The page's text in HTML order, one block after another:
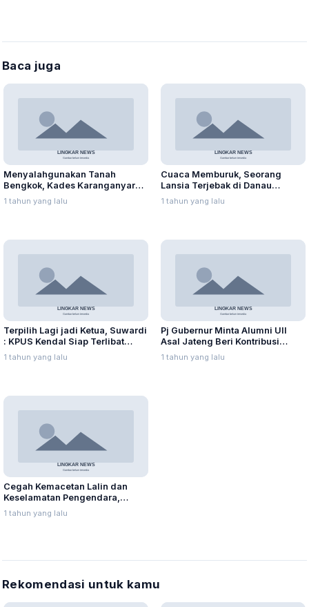
Baca juga
Menyalahgunakan Tanah
Bengkok, Kades Karanganyar
Ditangkap Kejari
1 tahun yang lalu
Cuaca Memburuk, Seorang
Lansia Terjebak di Danau
Rawapening Saat Mencari
Enceng Gondok
1 tahun yang lalu
Terpilih Lagi jadi Ketua, Suwardi
: KPUS Kendal Siap Terlibat
Suplai Telur untuk MBG
1 tahun yang lalu
Pj Gubernur Minta Alumni UII
Asal Jateng Beri Kontribusi
dalam Pembangunan Daerah
1 tahun yang lalu
Cegah Kemacetan Lalin dan
Keselamatan Pengendara,
Polres Batang Batasi Truk
Sumbu Tiga Melintas di Pantura
1 tahun yang lalu
Rekomendasi untuk kamu